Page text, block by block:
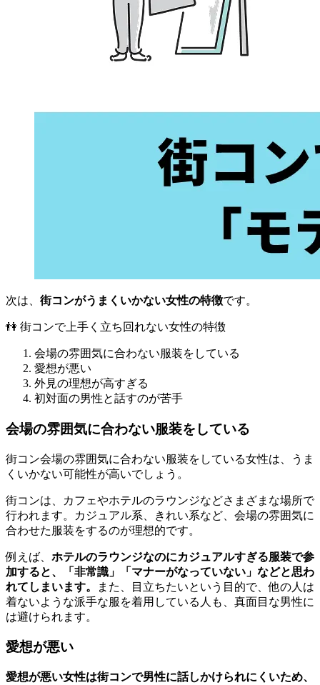
次は、 街コンがうまくいかない女性の特徴です。
👫 街コンで上手く立ち回れない女性の特徴
会場の雰囲気に合わない服装をしている
愛想が悪い
外見の理想が高すぎる
初対面の男性と話すのが苦手
会場の雰囲気に合わない服装をしている
街コン会場の雰囲気に合わない服装をしている女性は、うま
くいかない可能性が高いでしょう。
街コンは、カフェやホテルのラウンジなどさまざまな場所で
行われます。カジュアル系、きれい系など、会場の雰囲気に
合わせた服装をするのが理想的です。
例えば、 ホテルのラウンジなのにカジュアルすぎる服装で参
加すると、「非常識」「マナーがなっていない」などと思わ
れてしまいます。
また、目立ちたいという目的で、他の人は
着ないような派手な服を着用している人も、真面目な男性に
は避けられます。
愛想が悪い
愛想が悪い女性は街コンで男性に話しかけられにくいため、